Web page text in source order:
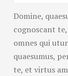
Domine,
cognoscant
omnes qui
quaesumus,
te, et virtus